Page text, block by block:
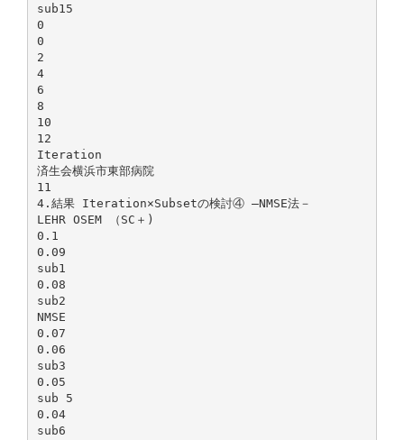
sub15
0
0
2
4
6
8
10
12
Iteration
済生会横浜市東部病院
11
4.結果 Iteration×Subsetの検討④ ―NMSE法－
LEHR OSEM （SC＋)
0.1
0.09
sub1
0.08
sub2
NMSE
0.07
0.06
sub3
0.05
sub 5
0.04
sub6